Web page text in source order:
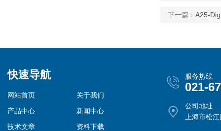
下一篇： A25-
快速导航
网站首页
关于我们
产品中心
新闻中心
技术文章
资料下载
服务热线
021-
公司地址
上海市松